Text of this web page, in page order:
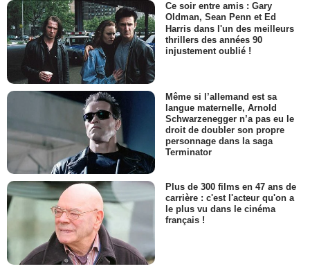
Ce soir entre amis : Gary
Oldman, Sean Penn et Ed
Harris dans l'un des meilleurs
thrillers des années 90
injustement oublié !
Même si l’allemand est sa
langue maternelle, Arnold
Schwarzenegger n’a pas eu le
droit de doubler son propre
personnage dans la saga
Terminator
Plus de 300 films en 47 ans de
carrière : c'est l'acteur qu'on a
le plus vu dans le cinéma
français !